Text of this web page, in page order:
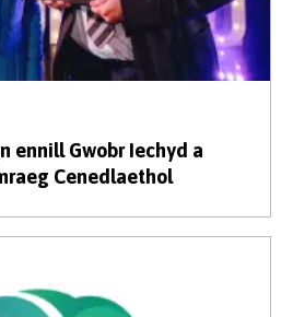
ennill Gwobr Iechyd a
Cenedlaethol